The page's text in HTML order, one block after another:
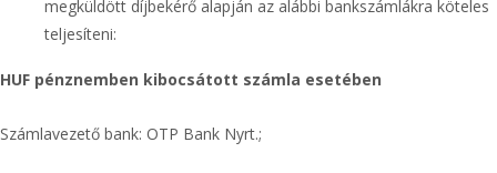
megküldött díjbekérő alapján az alábbi bankszámlákra köteles
teljesíteni:
HUF pénznemben kibocsátott számla esetében
Számlavezető bank: OTP Bank Nyrt.;